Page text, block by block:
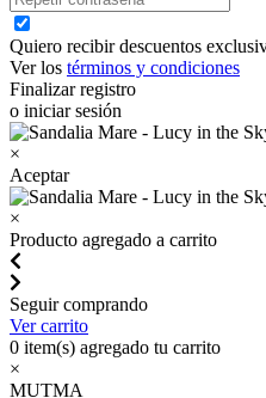
Quiero recibir descuentos
Ver los términos y condiciones
Finalizar registro
o iniciar sesión
×
Aceptar
×
Producto agregado a carrito
Seguir comprando
Ver carrito
0 item(s) agregado tu carrito
×
MUTMA